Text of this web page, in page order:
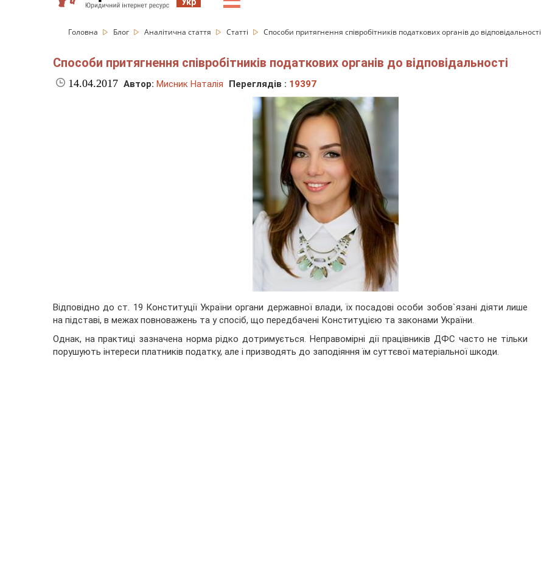
Головна Блог Аналітична стаття Статті Способи притягнення співробітників податкових органів до відповідальності
Способи притягнення співробітників податкових органів до відповідальності
14.04.2017 Автор: Мисник Наталія Переглядів : 19397
Відповідно до ст. 19 Конституції України органи державної влади, їх посадові особи зобов`язані діяти лише
на підставі, в межах повноважень та у спосіб, що передбачені Конституцією та законами України.
Однак, на практиці зазначена норма рідко дотримується. Неправомірні дії працівників ДФС часто не тільки
порушують інтереси платників податку, але і призводять до заподіяння їм суттєвої матеріальної шкоди.